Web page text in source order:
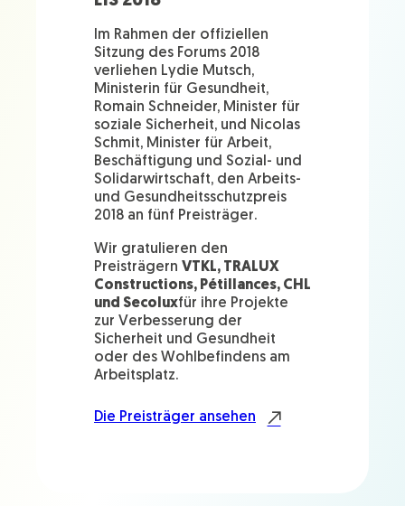
Im Rahmen der offiziellen
Sitzung des Forums 2018
verliehen Lydie Mutsch,
Ministerin für Gesundheit,
Romain Schneider, Minister für
soziale Sicherheit, und Nicolas
Schmit, Minister für Arbeit,
Beschäftigung und Sozial- und
Solidarwirtschaft, den Arbeits-
und Gesundheitsschutzpreis
2018 an fünf Preisträger.
Wir gratulieren den
Preisträgern VTKL, TRALUX
Constructions, Pétillances, CHL
und Secoluxfür ihre Projekte
zur Verbesserung der
Sicherheit und Gesundheit
oder des Wohlbefindens am
Arbeitsplatz.
Die Preisträger ansehen